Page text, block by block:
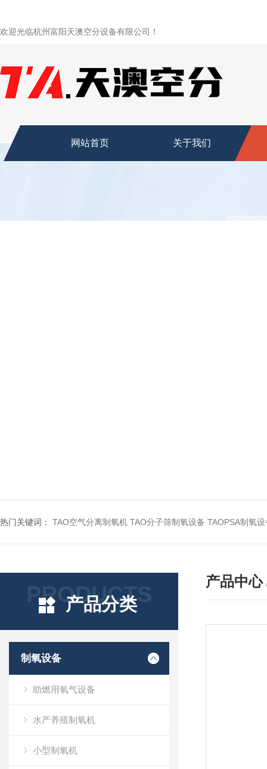
欢迎光临杭州富阳天澳空分设备有限公司！
网站首页 关于我们
热门关键词： TAO空气分离制氧机 TAO分子筛制氧设备 TAOPSA制氧设
PRODUCTS
产品分类
制氧设备
助燃用氧气设备
水产养殖制氧机
小型制氧机
产品中心